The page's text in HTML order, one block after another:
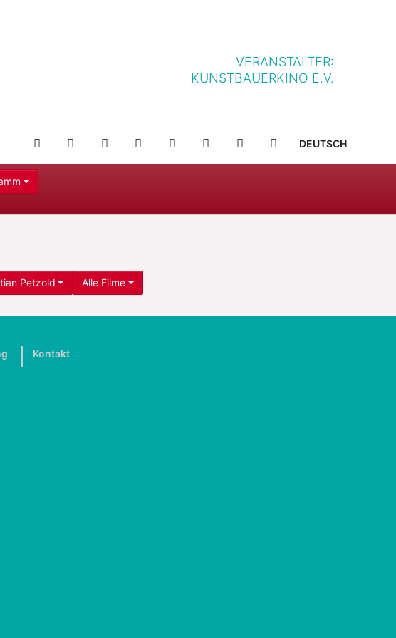
VERANSTALTER:
KUNSTBAUERKINO E.V.
NFF-
YOUTUBEFACEBOOKTWITTERINSTAGRAM
SUCHE
DEUTSCH
Petzold Alle Filme
Kontakt